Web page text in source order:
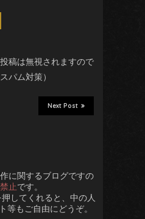
稿は無視されますので
パム対策）
Next Post
に関するブログですの
止です。
押してくれると、中の人
等もご自由にどうぞ。